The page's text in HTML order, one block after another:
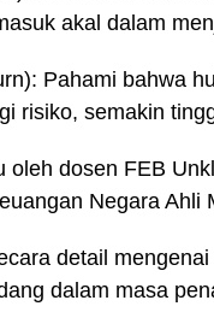
akal dalam
Pahami bahwa
risiko, semakin
oleh dosen FEB
Negara Ahli
detail
dalam masa